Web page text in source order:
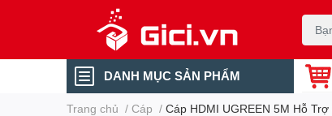
DANH MỤC SẢN PHẨM
Trang chủ / Cáp / Cáp HDMI UGREEN 5M Hỗ Trợ